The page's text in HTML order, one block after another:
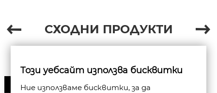
СХОДНИ ПРОДУКТИ
50%
Този уебсайт използва бисквитки
Ние използваме бисквитки, за да